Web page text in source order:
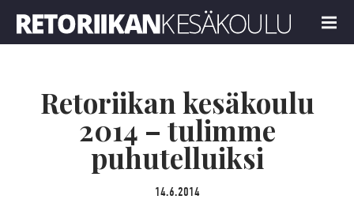
MENU
Retoriikan kesäkoulu
2014 – tulimme
puhutelluiksi
14.6.2014